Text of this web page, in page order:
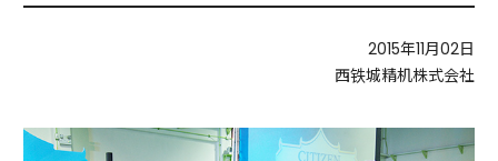
2015年11月02日
西铁城精机株式会社